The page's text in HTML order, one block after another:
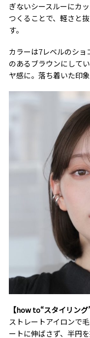
ぎないシースルーにカ
つくることで、軽さと
す。
カラーは7レベルのシ
のあるブラウンにして
ヤ感に。落ち着いた印
【how to“スタイリング”
ストレートアイロンで
ートに伸ばさず、半円